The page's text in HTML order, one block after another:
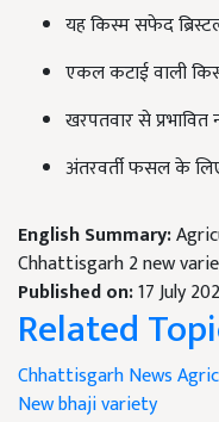
यह किस्म सफेद
एकल कटाई वाली
खरपतवार से प्रभावित
अंतरवर्ती फसल के
English Summary:
Chhattisgarh 2 new
Published on:17 July
Related
Chhattisgarh News
New bhaji variety